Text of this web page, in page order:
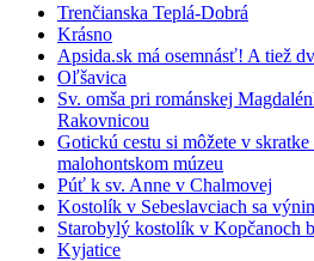
Trenčianska Teplá-Dobrá
Krásno
Apsida.sk má osemnásť! A tiež
Oľšavica
Sv. omša pri románskej
Rakovnicou
Gotickú cestu si môžete v
malohontskom múzeu
Púť k sv. Anne v Chalmovej
Kostolík v Sebeslavciach sa
Starobylý kostolík v Kopčanoch
Kyjatice